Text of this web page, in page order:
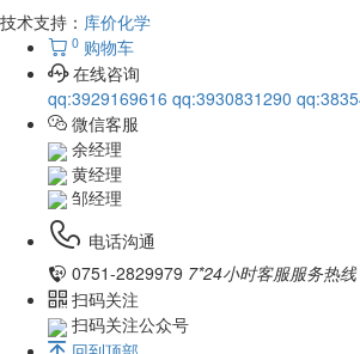
技术支持： 库价化学
0 购物车
在线咨询
qq:3929169616 qq:3930831290
微信客服
余经理
黄经理
邹经理
电话沟通
0751-2829979 7*24小时客服服务热线
扫码关注
扫码关注公众号